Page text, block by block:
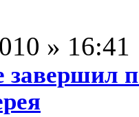
» 16:41
завершил